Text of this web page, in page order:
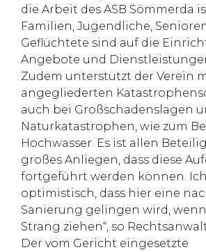
die Arbeit des ASB Sömmerda
Familien, Jugendliche,
Geflüchtete sind auf die
Angebote und
Zudem unterstützt der Verein
angegliederten
auch bei Großschadenslagen
Naturkatastrophen, wie zum
Hochwasser. Es ist allen
großes Anliegen, dass diese
fortgeführt werden können.
optimistisch, dass hier eine
Sanierung gelingen wird,
Strang ziehen“, so
Der vom Gericht eingesetzte